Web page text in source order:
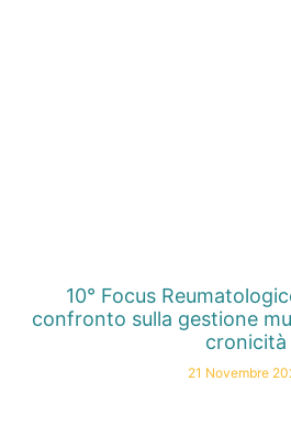
10° Focus
confronto sulla gestione
cronicità
21 Novembre